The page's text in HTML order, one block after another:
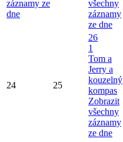
záznamy ze
dne
všechny
záznamy
ze dne
24 25
26
1
Tom a
Jerry a
kouzelný
kompas
Zobrazit
všechny
záznamy
ze dne